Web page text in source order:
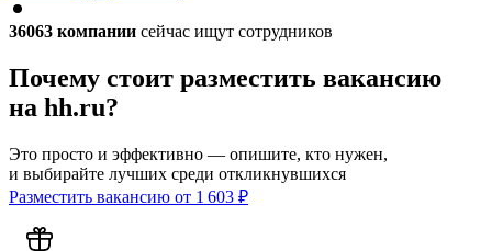
36063 компании сейчас ищут сотрудников
Почему стоит разместить вакансию
на hh.ru?
Это просто и эффективно — опишите, кто нужен,
и выбирайте лучших среди откликнувшихся
Разместить вакансию от 1 603 ₽